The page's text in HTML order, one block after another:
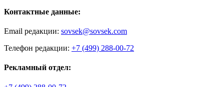
Контактные данные:
Email редакции: sovsek@sovsek.com
Телефон редакции: +7 (499) 288-00-72
Рекламный отдел: